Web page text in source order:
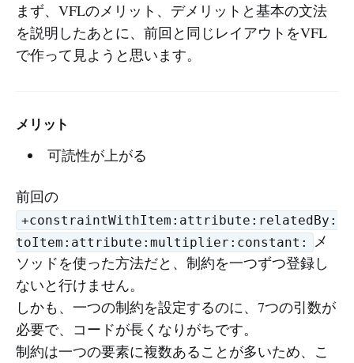
まず、VFLのメリット、デメリットと基本の文法
を説明したあとに、前回と同じレイアウトをVFL
で作って見ようと思います。
メリット
可読性が上がる
前回の
+constraintWithItem:attribute:relatedBy:
toItem:attribute:multiplier:constant:
メ
ソッドを使った方法だと、制約を一つずつ登録し
ないと行けません。
しかも、一つの制約を設定するのに、7つの引数が
必要で、コードが長くなりがちです。
制約は一つの要素に複数あることが多いため、こ